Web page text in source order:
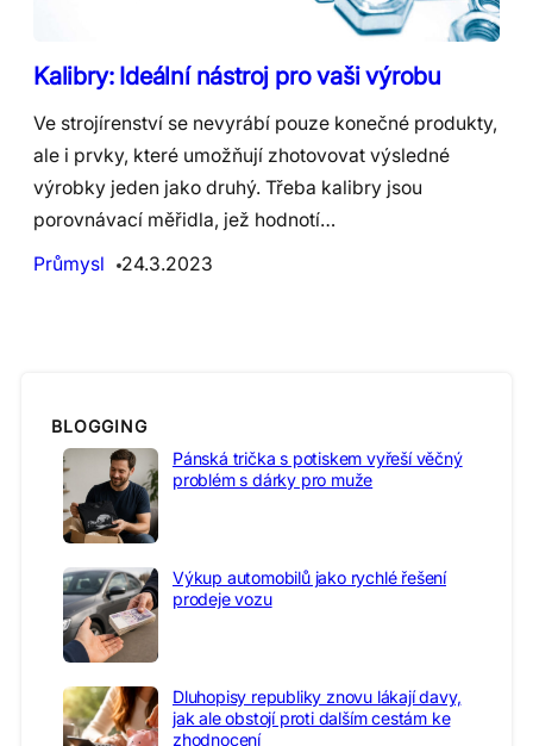
Kalibry: Ideální nástroj pro vaši výrobu
Ve strojírenství se nevyrábí pouze konečné produkty,
ale i prvky, které umožňují zhotovovat výsledné
výrobky jeden jako druhý. Třeba kalibry jsou
porovnávací měřidla, jež hodnotí…
Průmysl
24.3.2023
BLOGGING
Pánská trička s potiskem vyřeší věčný
problém s dárky pro muže
Výkup automobilů jako rychlé řešení
prodeje vozu
Dluhopisy republiky znovu lákají davy,
jak ale obstojí proti dalším cestám ke
zhodnocení